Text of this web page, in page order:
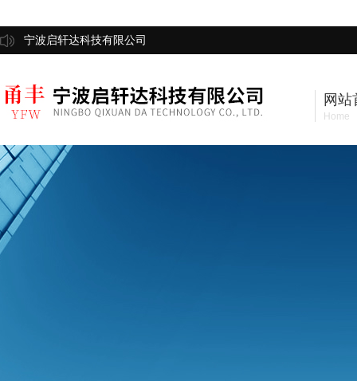
宁波启轩达科技有限公司
网站
Home